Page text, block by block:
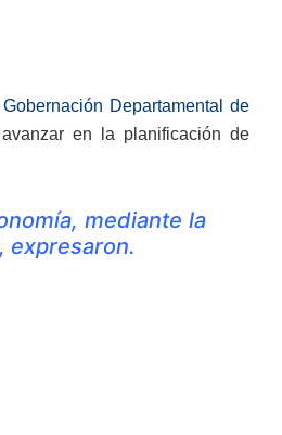
Gobernación Departamental de
en la planificación de
mediante la
expresaron.